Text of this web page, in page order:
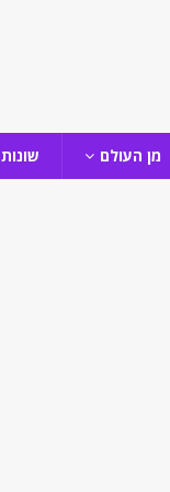
מן העולם שונות